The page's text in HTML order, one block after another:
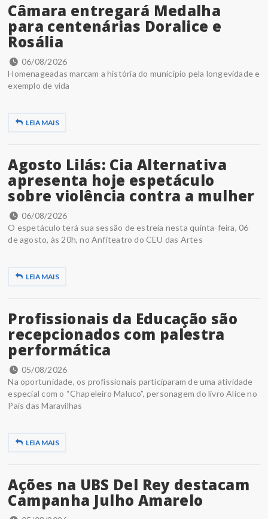
Câmara entregará Medalha
para centenárias Doralice e
Rosália
06/08/2026
Homenageadas marcam a história do município pela longevidade e
exemplo de vida
LEIA MAIS
Agosto Lilás: Cia Alternativa
apresenta hoje espetáculo
sobre violência contra a mulher
06/08/2026
O espetáculo terá sua sessão de estreia nesta quinta-feira, 06
de agosto, às 20h, no Anfiteatro do CEU das Artes
LEIA MAIS
Profissionais da Educação são
recepcionados com palestra
performática
05/08/2026
Na oportunidade, os profissionais participaram de uma atividade
especial com o “Chapeleiro Maluco”, personagem do livro Alice no
País das Maravilhas
LEIA MAIS
Ações na UBS Del Rey destacam
Campanha Julho Amarelo